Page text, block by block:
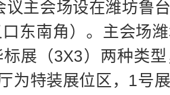
议主会场设在潍坊鲁
东南角）。主会场
展（3X3）两种类
为特装展位区，1号